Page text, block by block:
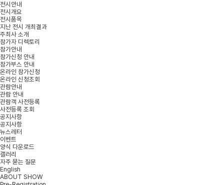
전시안내
전시개요
전시품목
지난 전시 개최결과
주최사 소개
참가자 디렉토리
참가안내
참가신청 안내
참가부스 안내
온라인 참가신청
온라인 신청조회
관람안내
관람 안내
관람객 사전등록
사전등록 조회
공지사항
공지사항
뉴스레터
이벤트
양식 다운로드
갤러리
자주 묻는 질문
English
ABOUT SHOW